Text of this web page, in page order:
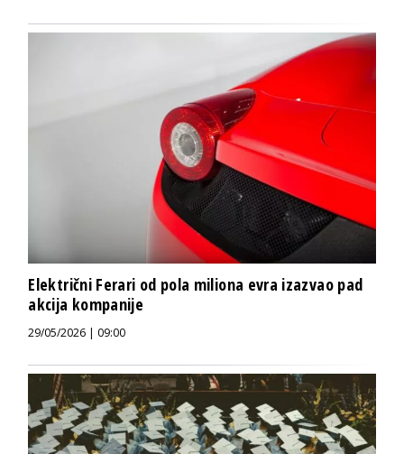
Električni Ferari od pola miliona evra izazvao pad
akcija kompanije
29/05/2026 | 09:00